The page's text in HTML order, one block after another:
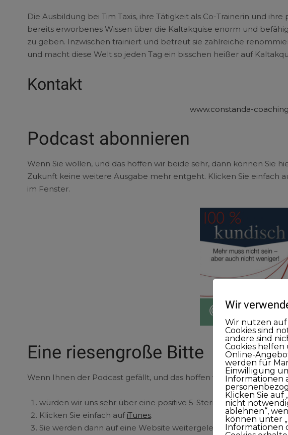
Die Ausbildung bei Tim Taxis, ihre Tätigkeit als Co-Trainerin und
bereits erworbenes Wissen über die Kaltakquise enorm und
zu geben. Inzwischen trainiert und betreut sie zahlreiche
und macht diese Welt so jeden Tag ein bisschen heißer auf
Kontakt
www.constanda-
Podcast abonnieren
Wenn Sie wollen, und das hoffen wir beide sehr, dann können Sie
Zukunft keine weitere Ausgabe mehr entgeht. Klicken Sie einfach
im Fenster.
Eine riesengroße Bitte
Wenn Ihnen der Podcast gefällt, und das hoffen wir beide sehr (ich
würden wir uns sehr über eine positive 5-Sterne-Bewertung bei
Klicken Sie einfach auf iTunes.
Sie werden dann auf eine Website weitergeleitet und
Wir
Wir nutzen auf
Cookies sind
andere sind
Cookies
Online-
werden für
Einwilligung
Informationen
Klicken Sie auf
nicht
ablehnen“,
können unter
Informationen